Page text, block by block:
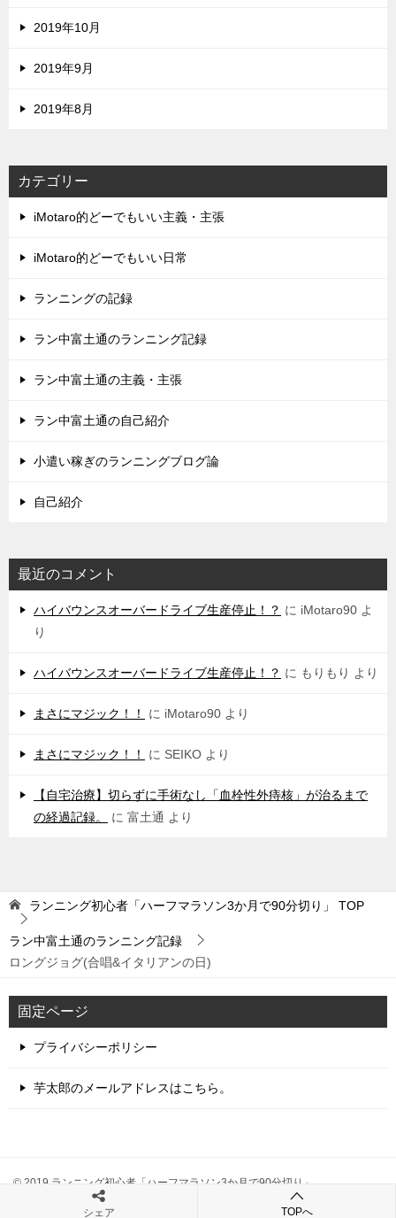
2019年10月
2019年9月
2019年8月
カテゴリー
iMotaro的どーでもいい主義・主張
iMotaro的どーでもいい日常
ランニングの記録
ラン中富土通のランニング記録
ラン中富土通の主義・主張
ラン中富土通の自己紹介
小遣い稼ぎのランニングブログ論
自己紹介
最近のコメント
ハイバウンスオーバードライブ生産停止！？ に iMotaro90 よ
り
ハイバウンスオーバードライブ生産停止！？ に もりもり より
まさにマジック！！ に iMotaro90 より
まさにマジック！！ に SEIKO より
【自宅治療】切らずに手術なし「血栓性外痔核」が治るまで
の経過記録。
に 富土通 より
ランニング初心者「ハーフマラソン3か月で90分切り」 TOP
ラン中富土通のランニング記録
ロングジョグ(合唱&イタリアンの日)
固定ページ
プライバシーポリシー
芋太郎のメールアドレスはこちら。
© 2019 ランニング初心者「ハーフマラソン3か月で90分切り」
シェア TOPへ